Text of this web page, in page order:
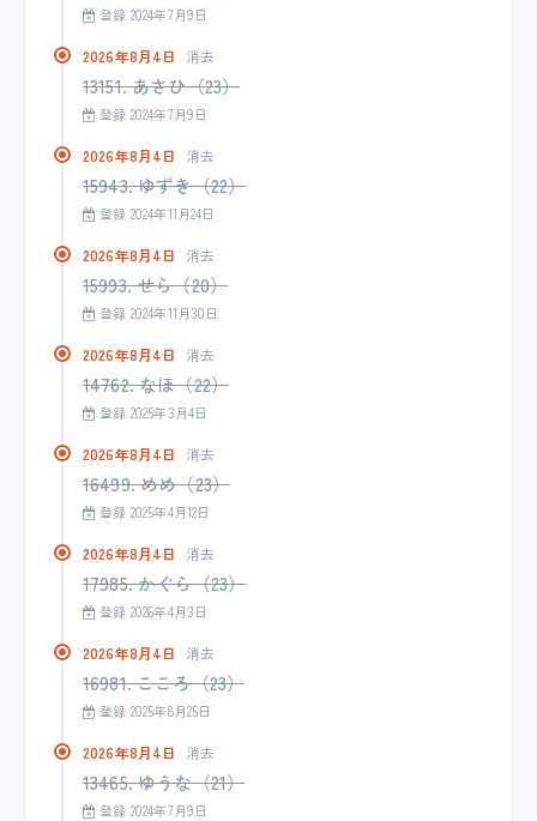
登録 2024年7月9日
2026年8月4日 消去
13151. あさひ（23）
登録 2024年7月9日
2026年8月4日 消去
15943. ゆずき（22）
登録 2024年11月24日
2026年8月4日 消去
15993. せら（20）
登録 2024年11月30日
2026年8月4日 消去
14762. なほ（22）
登録 2025年3月4日
2026年8月4日 消去
16499. めめ（23）
登録 2025年4月12日
2026年8月4日 消去
17985. かぐら（23）
登録 2026年4月3日
2026年8月4日 消去
16981. こころ（23）
登録 2025年8月25日
2026年8月4日 消去
13465. ゆうな（21）
登録 2024年7月9日